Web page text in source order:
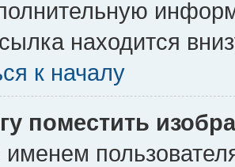
находится
к началу
поместить